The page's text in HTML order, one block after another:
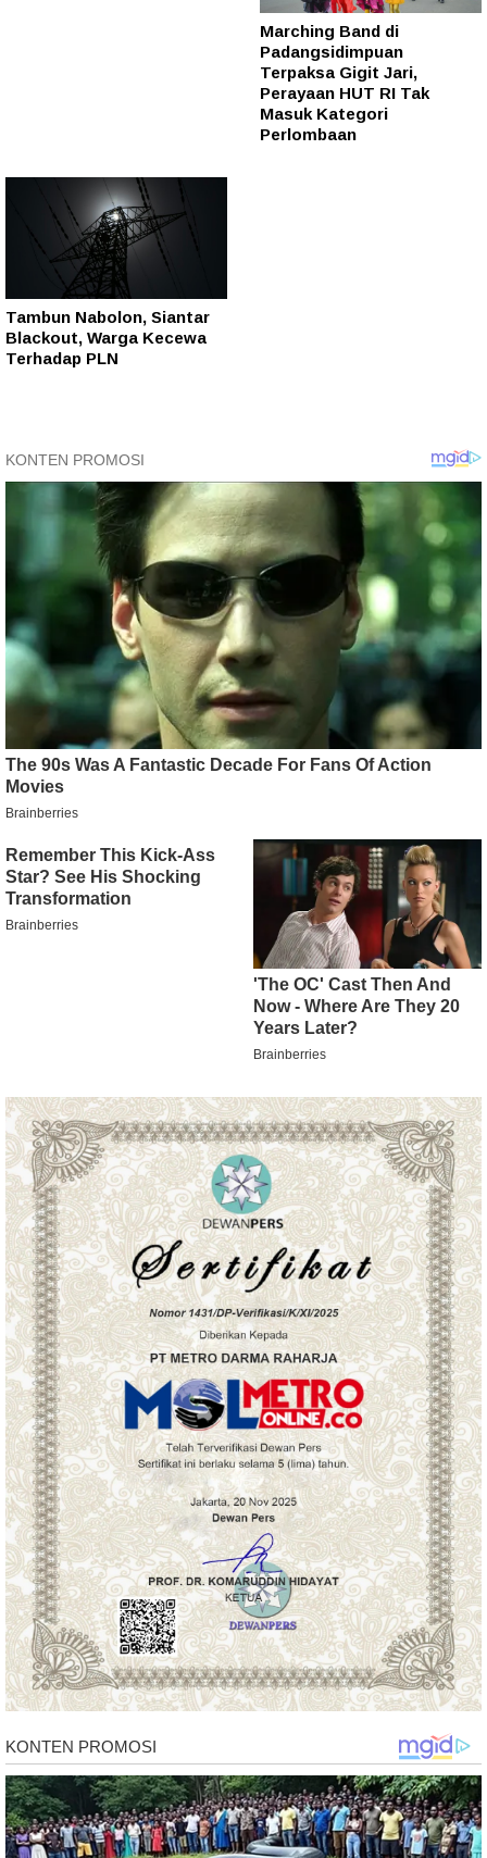
Marching Band di
Padangsidimpuan
Terpaksa Gigit Jari,
Perayaan HUT RI Tak
Masuk Kategori
Perlombaan
Tambun Nabolon, Siantar
Blackout, Warga Kecewa
Terhadap PLN